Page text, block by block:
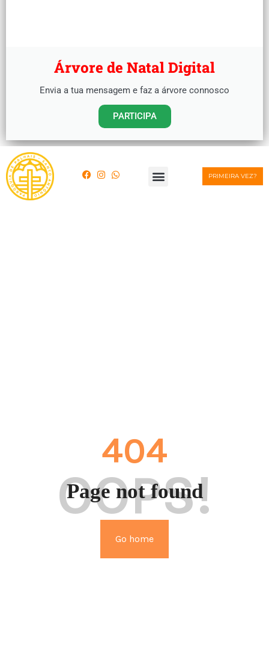
Árvore de Natal Digital
Envia a tua mensagem e faz a árvore connosco
PARTICIPA